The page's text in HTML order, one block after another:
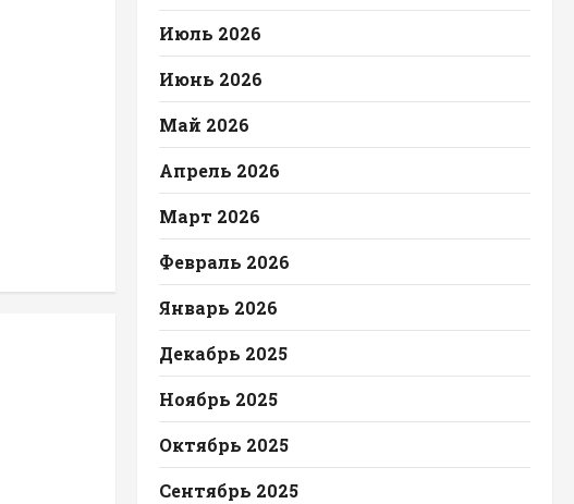
Июль 2026
Июнь 2026
Май 2026
Апрель 2026
Март 2026
Февраль 2026
Январь 2026
Декабрь 2025
Ноябрь 2025
Октябрь 2025
Сентябрь 2025